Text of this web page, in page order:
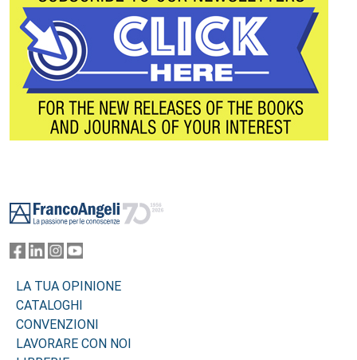
LA TUA OPINIONE
CATALOGHI
CONVENZIONI
LAVORARE CON NOI